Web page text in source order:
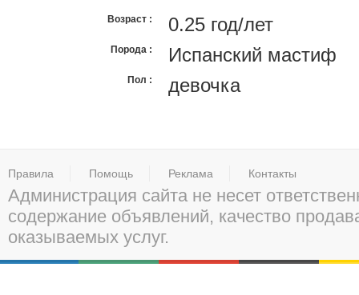
Возраст 0.25 год/лет
Порода Испанский мастиф
Пол девочка
Правила Помощь Реклама Контакты
Администрация сайта не несет
содержание объявлений, качество
оказываемых услуг.